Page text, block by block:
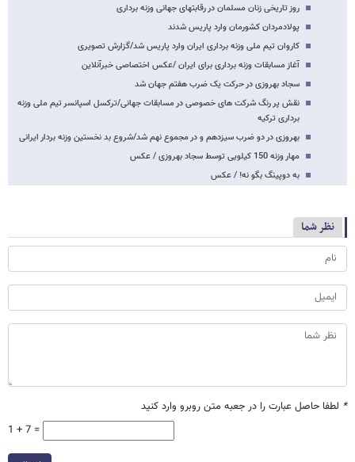
روز تاریخی زنان مسلمان در رقابتهای جهانی وزنه برداری
پولادمردان کشورمان وارد پاریس شدند
کاروان تیم ملی وزنه برداری ایران وارد پاریس شد/گزارش تصویری
آغاز مسابقات وزنه برداری برای ایران /عکس اختصاصی خبرآنلاین
سجاد بهروزی در حرکت یک ضرب هفتم جهان شد
نقش پر رنگ شرکت های خصوصی در مسابقات جهانی/ترکسل اسپانسر تیم ملی وزنه
برداری ترکیه
بهروزی در دو ضرب سیزدهم و در مجموع نهم شد/شروع بد نخستین وزنه بردار ایرانی
مهار وزنه 150 کیلویی توسط سجاد بهروزی / عکس
به دوپینگ بگو نه! / عکس
نظر شما
* لطفا حاصل عبارت را در جعبه متن روبرو وارد کنید
1 + 7 =